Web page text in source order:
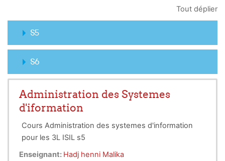
Tout déplier
S5
S6
Administration des Systemes
d'iformation
Cours Administration des systemes d'information
pour les 3L ISIL s5
Enseignant: Hadj henni Malika